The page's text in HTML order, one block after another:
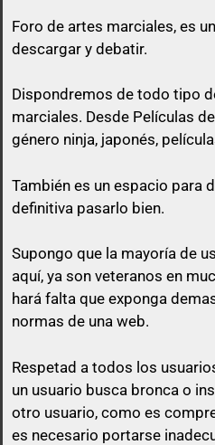
queda prohibido
vas a responder.
no poner el enlace ni a la
pasarlo por privado en el
usuario comente en su
decente y relacionado
No vale un simple
enlace», ni nada parecido
esa índole
Foro de artes marciales, es
descargar y debatir.
Dispondremos de todo tipo
marciales. Desde Películas
género ninja, japonés,
También es un espacio para
definitiva pasarlo bien.
Supongo que la mayoría de
aquí, ya son veteranos en
hará falta que exponga
normas de una web.
Respetad a todos los
un usuario busca bronca o
otro usuario, como es
es necesario portarse